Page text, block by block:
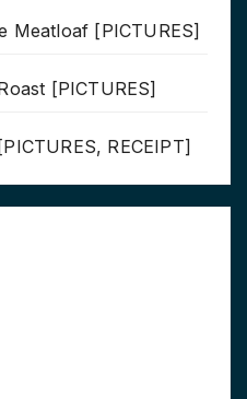
Meatloaf [PICTURES]
[PICTURES]
RECEIPT]